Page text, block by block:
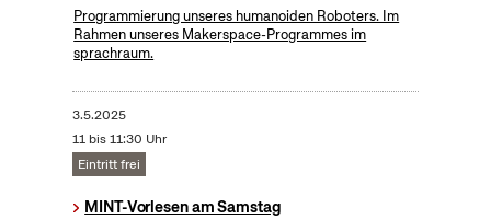
Programmierung unseres humanoiden Roboters. Im
Rahmen unseres Makerspace-Programmes im
sprachraum.
3.5.2025
11 bis 11:30 Uhr
Eintritt frei
MINT-Vorlesen am Samstag